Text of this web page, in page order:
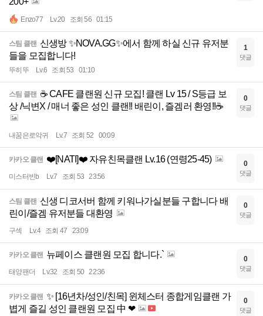
Enzo77 Lv.20 조회 56 01:15
스팀 클랜 신생방 ✨NOVA.GG✨에서 함께 하실 신규 유저분
들을 모집합니다!
뚜히뚜 Lv.6 조회 53 01:10
1
댓글
스팀 클랜 ☕ CAFE 클랜원 신규 모집! 클랜 Lv 15 / S등급 보
상 /닉변X / 매너 좋은 성인 클랜!! 배린이, 즐겜러 환영!!☕
내꿈은로악귀 Lv.7 조회 52 00:09
0
댓글
카카오 클랜 ❤️[NATI]❤️ 자유친목클랜 Lv.16 (연령25-45)
미스터빈b Lv.7 조회 53 23:56
0
댓글
스팀 클랜 신생 디코서버 함께 키워나가실분들 구합니다 배
린이/즐겜 유저분들 대환영
구섹 Lv.4 조회 47 23:09
0
댓글
카카오 클랜 뉴페이스 클랜원 모집 합니다.`
태양팬더 Lv.32 조회 50 22:36
0
댓글
카카오 클랜 ✨ [16년차/성인/친목] 윈체스터 종합게임클랜 가
볍게 즐길 성인 클랜원 모집 中 ❤
0
댓글